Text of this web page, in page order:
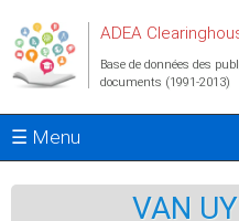
ADEA
Base de données des
documents (1991-2013)
☰ Menu
VAN